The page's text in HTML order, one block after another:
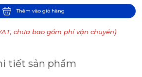
Thêm vào giỏ hàng
chưa bao gồm phí vận chuyển)
tiết sản phẩm